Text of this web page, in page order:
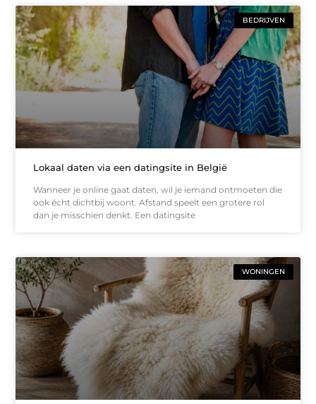
BEDRIJVEN
Lokaal daten via een datingsite in België
Wanneer je online gaat daten, wil je iemand ontmoeten die
ook écht dichtbij woont. Afstand speelt een grotere rol
dan je misschien denkt. Een datingsite
WONINGEN